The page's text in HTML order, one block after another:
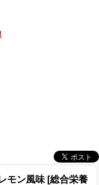
モン風味 [総合栄養